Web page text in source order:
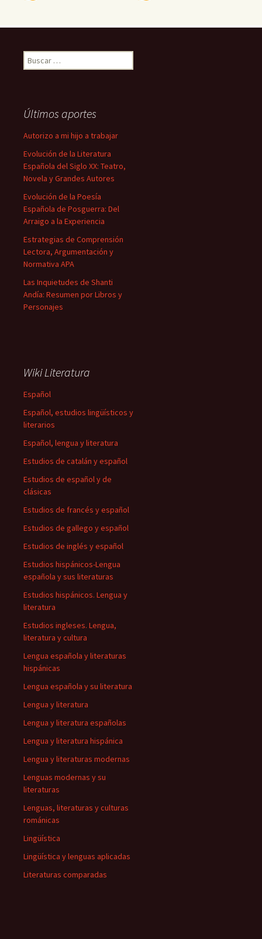
Buscar:
Últimos aportes
Autorizo a mi hijo a trabajar
Evolución de la Literatura
Española del Siglo XX: Teatro,
Novela y Grandes Autores
Evolución de la Poesía
Española de Posguerra: Del
Arraigo a la Experiencia
Estrategias de Comprensión
Lectora, Argumentación y
Normativa APA
Las Inquietudes de Shanti
Andía: Resumen por Libros y
Personajes
Wiki Literatura
Español
Español, estudios lingüísticos y
literarios
Español, lengua y literatura
Estudios de catalán y español
Estudios de español y de
clásicas
Estudios de francés y español
Estudios de gallego y español
Estudios de inglés y español
Estudios hispánicos-Lengua
española y sus literaturas
Estudios hispánicos. Lengua y
literatura
Estudios ingleses. Lengua,
literatura y cultura
Lengua española y literaturas
hispánicas
Lengua española y su literatura
Lengua y literatura
Lengua y literatura españolas
Lengua y literatura hispánica
Lengua y literaturas modernas
Lenguas modernas y su
literaturas
Lenguas, literaturas y culturas
románicas
Lingüística
Lingüística y lenguas aplicadas
Literaturas comparadas